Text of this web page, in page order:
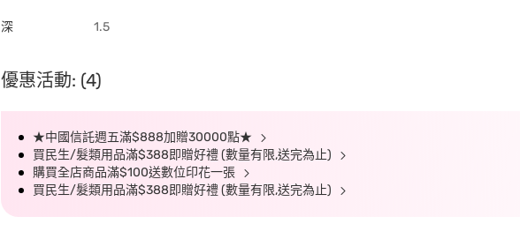
深 1.5
優惠活動: (4)
★中國信託週五滿$888加贈30000點★
買民生/髮類用品滿$388即贈好禮 (數量有限,送完為止)
購買全店商品滿$100送數位印花一張
買民生/髮類用品滿$388即贈好禮 (數量有限,送完為止)